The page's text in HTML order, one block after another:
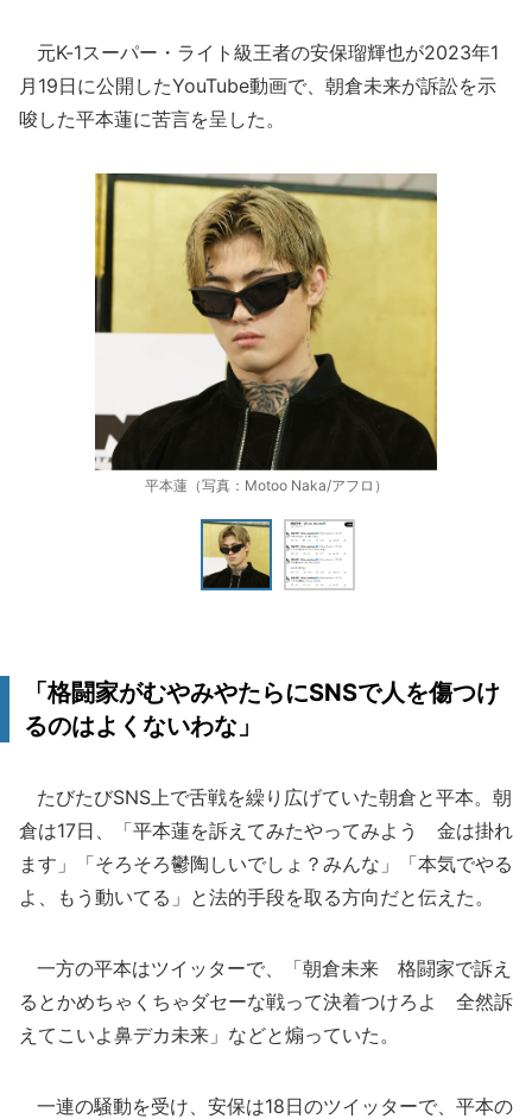
元K-1スーパー・ライト級王者の安保瑠輝也が2023年1
月19日に公開したYouTube動画で、朝倉未来が訴訟を示
唆した平本蓮に苦言を呈した。
平本蓮（写真：Motoo Naka/アフロ）
「格闘家がむやみやたらにSNSで人を傷つけ
るのはよくないわな」
たびたびSNS上で舌戦を繰り広げていた朝倉と平本。朝
倉は17日、「平本蓮を訴えてみたやってみよう 金は掛れ
ます」「そろそろ鬱陶しいでしょ？みんな」「本気でやる
よ、もう動いてる」と法的手段を取る方向だと伝えた。
一方の平本はツイッターで、「朝倉未来 格闘家で訴え
るとかめちゃくちゃダセーな戦って決着つけろよ 全然訴
えてこいよ鼻デカ未来」などと煽っていた。
一連の騒動を受け、安保は18日のツイッターで、平本の